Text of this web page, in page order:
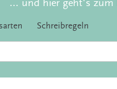
... und hier geht's
Schreibregeln